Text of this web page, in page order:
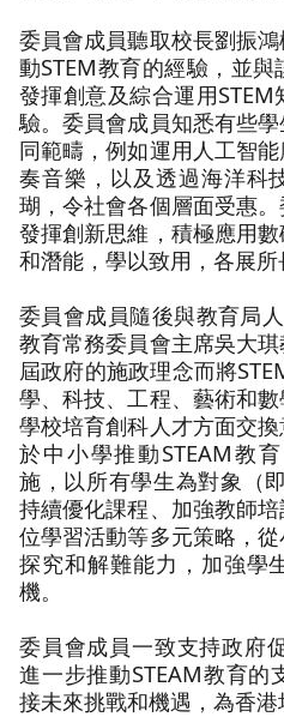
委員會成員聽取校長劉振
動STEM教育的經驗，並
發揮創意及綜合運用
驗。委員會成員知悉有些
同範疇，例如運用人工智
奏音樂，以及透過海洋科
瑚，令社會各個層面受惠
發揮創新思維，積極應用
和潛能，學以致用，各展所
委員會成員隨後與教育局
教育常務委員會主席吳大
屆政府的施政理念而將
學、科技、工程、藝術和
學校培育創科人才方面交
於中小學推動STEAM教
施，以所有學生為對象（
持續優化課程、加強教師
位學習活動等多元策略，
探究和解難能力，加強學
機。
委員會成員一致支持政府
進一步推動STEAM教育的
接未來挑戰和機遇，為香港